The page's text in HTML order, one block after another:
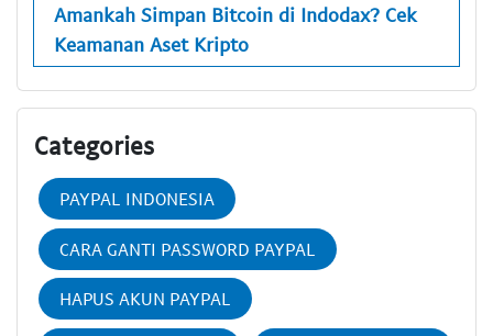
Amankah Simpan Bitcoin di Indodax? Cek
Keamanan Aset Kripto
Categories
PAYPAL INDONESIA
CARA GANTI PASSWORD PAYPAL
HAPUS AKUN PAYPAL